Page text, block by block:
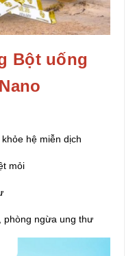
Bột uống
hệ miễn dịch
mỏi
phòng ngừa ung thư